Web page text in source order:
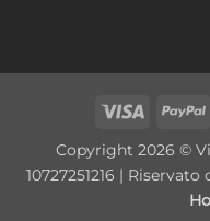
Visa
Copyright 2026 ©
10727251216 |